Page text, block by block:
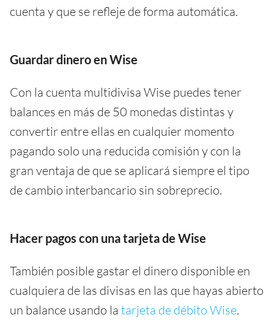
cuenta y que se refleje de forma automática.
Guardar dinero en Wise
Con la cuenta multidivisa Wise puedes tener
balances en más de 50 monedas distintas y
convertir entre ellas en cualquier momento
pagando solo una reducida comisión y con la
gran ventaja de que se aplicará siempre el tipo
de cambio interbancario sin sobreprecio.
Hacer pagos con una tarjeta de Wise
También posible gastar el dinero disponible en
cualquiera de las divisas en las que hayas abierto
un balance usando la tarjeta de débito Wise.